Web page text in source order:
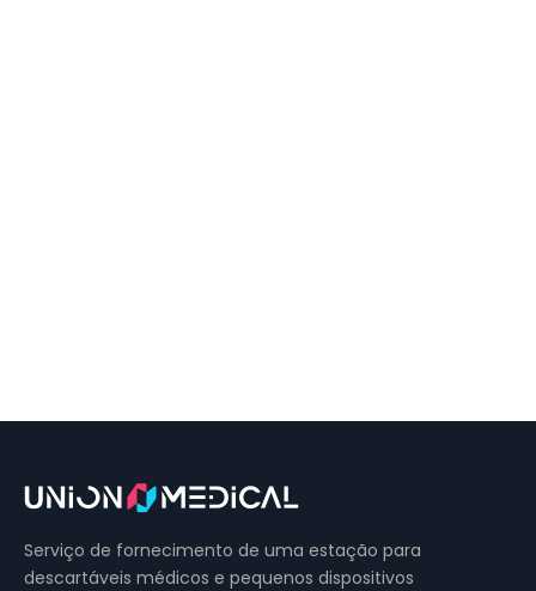
Serviço de fornecimento de uma estação para
descartáveis ​​médicos e pequenos dispositivos